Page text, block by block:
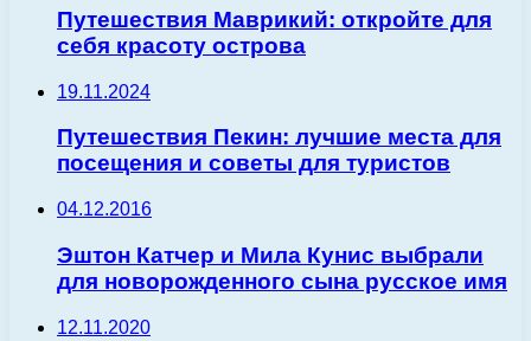
Путешествия Маврикий: откройте для
себя красоту острова
19.11.2024
Путешествия Пекин: лучшие места для
посещения и советы для туристов
04.12.2016
Эштон Катчер и Мила Кунис выбрали
для новорожденного сына русское имя
12.11.2020